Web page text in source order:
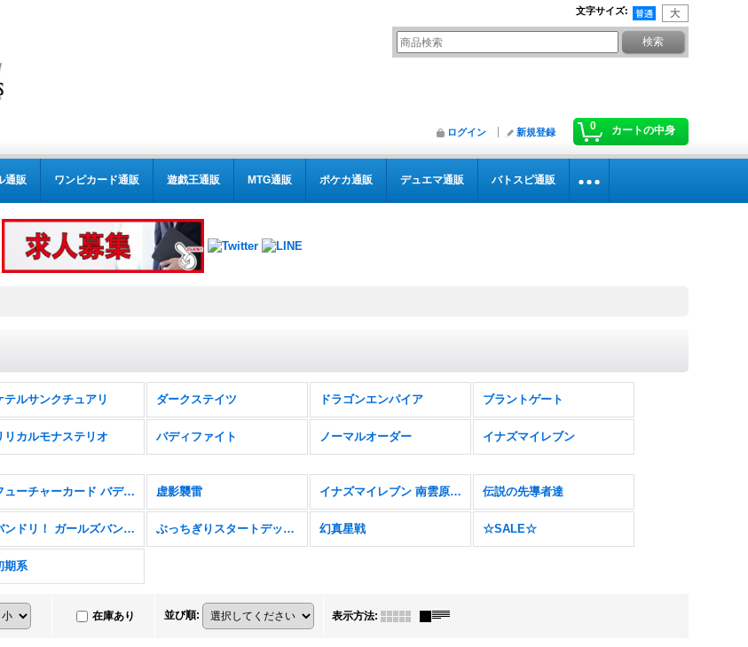
文字サイズ:
0 カートの中身
ログイン 新規登録
通販 ワンピカード通販 遊戯王通販 MTG通販 ポケカ通販 デュエマ通販 バトスピ通販
テルサンクチュアリ ダークステイツ ドラゴンエンパイア ブラントゲート
リカルモナステリオ バディファイト ノーマルオーダー イナズマイレブン
フューチャーカード バディファイト ディザスターフォース 虚影襲雷 イナズマイレブン 南雲原中＆雷門中クロニクル 伝説の先導者達
バンドリ！ ガールズバンドパーティ！ ぶっちぎりスタートデッキ 聖域の光剣士＆帝国の暴竜 幻真星戦 ☆SALE☆
期系
在庫あり 並び順: 表示方法: